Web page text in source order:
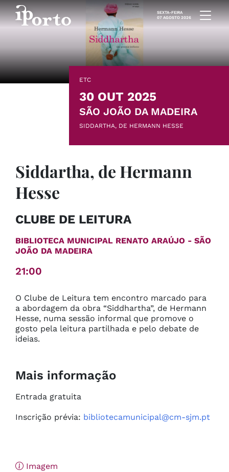
Saltar para o conteúdo
SEXTA-FEIRA
07 AGOSTO 2026
ETC
30 OUT 2025
SÃO JOÃO DA MADEIRA
SIDDARTHA, DE HERMANN HESSE
Siddartha, de Hermann
Hesse
CLUBE DE LEITURA
BIBLIOTECA MUNICIPAL RENATO ARAÚJO - SÃO
JOÃO DA MADEIRA
21:00
O Clube de Leitura tem encontro marcado para
a abordagem da obra “Siddhartha”, de Hermann
Hesse, numa sessão informal que promove o
gosto pela leitura partilhada e pelo debate de
ideias.
Mais informação
Entrada gratuita
Inscrição prévia: bibliotecamunicipal@cm-sjm.pt
Imagem